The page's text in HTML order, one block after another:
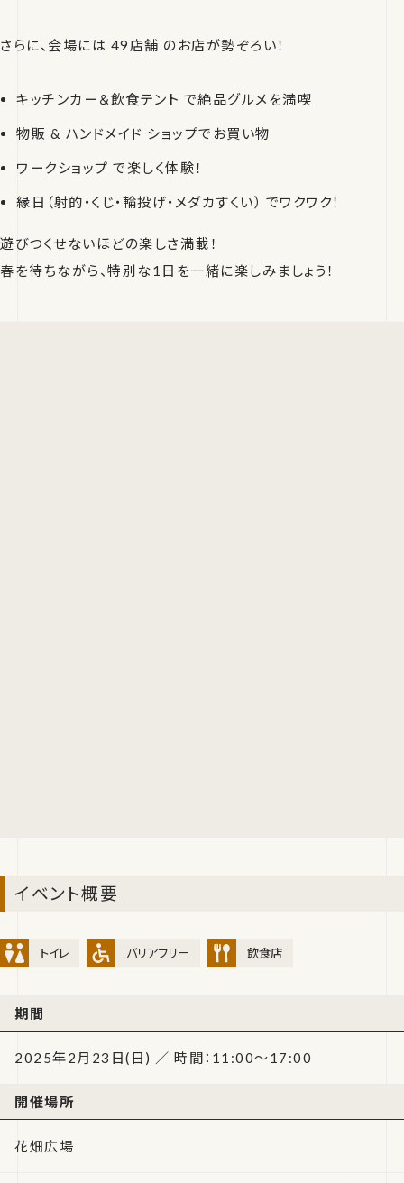
さらに、会場には 49店舗 のお店が勢ぞろい！
キッチンカー＆飲食テント で絶品グルメを満喫
物販 & ハンドメイド ショップでお買い物
ワークショップ で楽しく体験！
縁日（射的・くじ・輪投げ・メダカすくい） でワクワク！
遊びつくせないほどの楽しさ満載！
春を待ちながら、特別な1日を一緒に楽しみましょう！
イベント概要
トイレ バリアフリー 飲食店
期間
2025年2月23日(日) ／ 時間：11:00～17:00
開催場所
花畑広場